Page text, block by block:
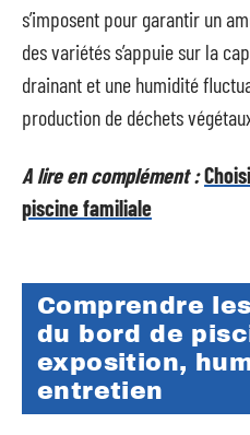
s’imposent pour garantir un
des variétés s’appuie sur la
drainant et une humidité
production de déchets
A lire en complément :
piscine familiale
Comprendre
du bord de
exposition,
entretien